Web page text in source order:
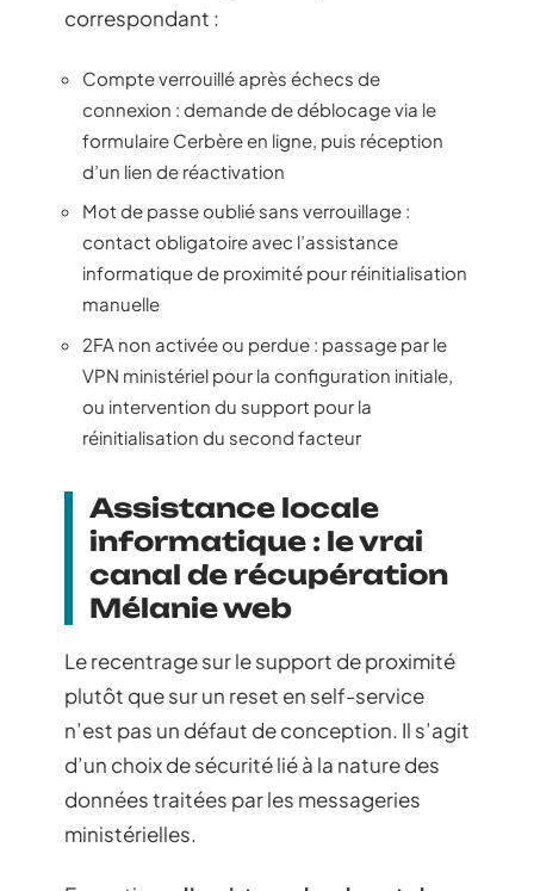
correspondant :
Compte verrouillé après échecs de
connexion : demande de déblocage via le
formulaire Cerbère en ligne, puis réception
d’un lien de réactivation
Mot de passe oublié sans verrouillage :
contact obligatoire avec l’assistance
informatique de proximité pour réinitialisation
manuelle
2FA non activée ou perdue : passage par le
VPN ministériel pour la configuration initiale,
ou intervention du support pour la
réinitialisation du second facteur
Assistance locale
informatique : le vrai
canal de récupération
Mélanie web
Le recentrage sur le support de proximité
plutôt que sur un reset en self-service
n’est pas un défaut de conception. Il s’agit
d’un choix de sécurité lié à la nature des
données traitées par les messageries
ministérielles.